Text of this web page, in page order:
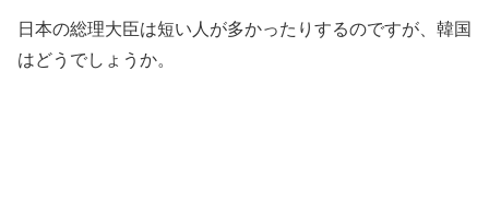
日本の総理大臣は短い人が多かったりするのですが、韓国
はどうでしょうか。